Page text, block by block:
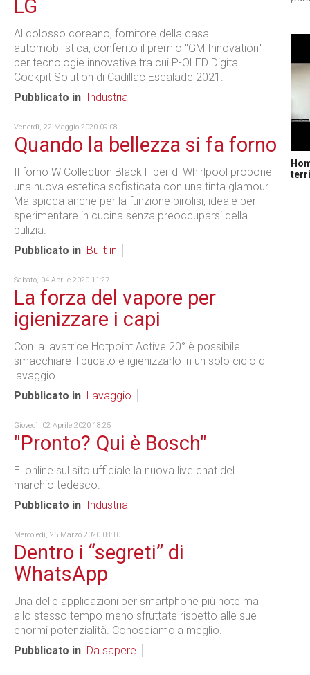
LG
Al colosso coreano, fornitore della casa
automobilistica, conferito il premio "GM Innovation"
per tecnologie innovative tra cui P-OLED Digital
Cockpit Solution di Cadillac Escalade 2021.
Pubblicato in
Industria
Venerdì, 22 Maggio 2020 09:08
Quando la bellezza si fa forno
Il forno W Collection Black Fiber di Whirlpool propone
una nuova estetica sofisticata con una tinta glamour.
Ma spicca anche per la funzione pirolisi, ideale per
sperimentare in cucina senza preoccuparsi della
pulizia.
Pubblicato in Built in
Sabato, 04 Aprile 2020 11:27
La forza del vapore per
igienizzare i capi
Con la lavatrice Hotpoint Active 20° è possibile
smacchiare il bucato e igienizzarlo in un solo ciclo di
lavaggio.
Pubblicato in Lavaggio
Giovedì, 02 Aprile 2020 18:25
"Pronto? Qui è Bosch"
E' online sul sito ufficiale la nuova live chat del
marchio tedesco.
Pubblicato in
Industria
Mercoledì, 25 Marzo 2020 08:10
Dentro i “segreti” di
WhatsApp
Una delle applicazioni per smartphone più note ma
allo stesso tempo meno sfruttate rispetto alle sue
enormi potenzialità. Conosciamola meglio.
Pubblicato in Da sapere